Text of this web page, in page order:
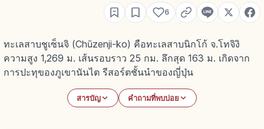
6
ทะเลสาบชูเซ็นจิ (Chūzenji-ko) คือทะเลสาบนิกโก้ จ.โทจิงิ
ความสูง 1,269 ม. เส้นรอบราว 25 กม. ลึกสุด 163 ม. เกิดจาก
การปะทุของภูเขานันไต รีสอร์ตชั้นนำของญี่ปุ่น
สารบัญ คำถามที่พบบ่อย